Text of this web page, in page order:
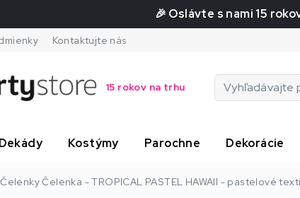
🎉 Oslávte s nami 15
Kontaktujte nás
15 rokov na trhu
Dekády Kostýmy Parochne Dekorácie
ČelenkyČelenka - TROPICAL PASTEL HAWAII - pastelové